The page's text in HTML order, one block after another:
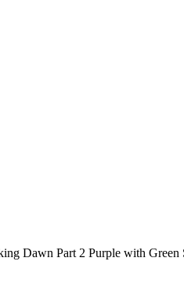
Dawn Part 2 Purple with Green